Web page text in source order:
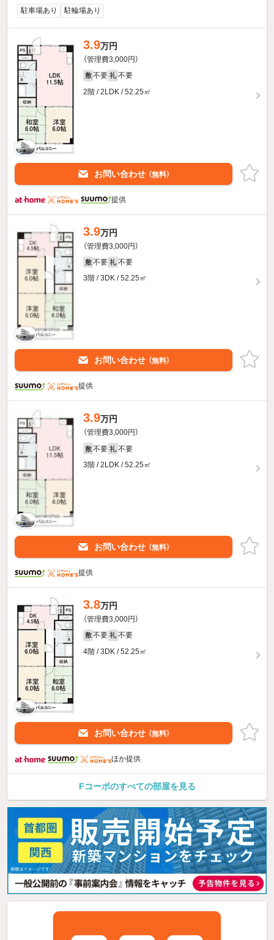
駐車場あり
駐輪場あり
3.9万円
（管理費3,000円）
敷 不要 礼 不要
2階 / 2LDK / 52.25㎡
お問い合わせ （無料）
提供
3.9万円
（管理費3,000円）
敷 不要 礼 不要
3階 / 3DK / 52.25㎡
お問い合わせ （無料）
提供
3.9万円
（管理費3,000円）
敷 不要 礼 不要
3階 / 2LDK / 52.25㎡
お問い合わせ （無料）
提供
3.8万円
（管理費3,000円）
敷 不要 礼 不要
4階 / 3DK / 52.25㎡
お問い合わせ （無料）
ほか提供
Fコーポのすべての部屋を見る